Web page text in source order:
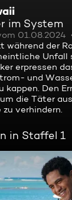
im System
01.08.2024
während der
erpressen
und
kappen. Den
die Täter
verhindern.
in Staffel 1